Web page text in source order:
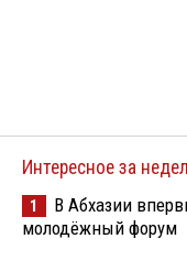
Интересное за
1
В Абхазии
молодёжный форум